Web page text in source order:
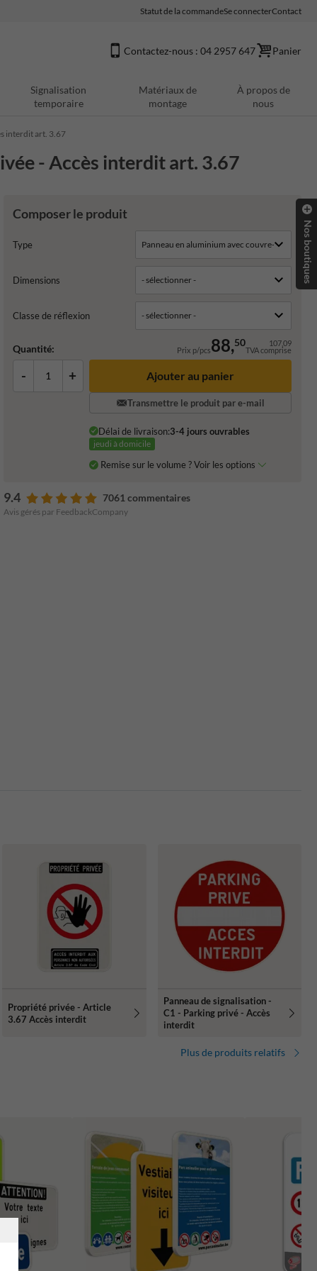
Statut de la commandeSe connecterContact
Contactez-nous : 04 2957 647 Panier
Signalisation
temporaire
Matériaux de
montage
À propos de
nous
interdit art. 3.67
- Accès interdit art. 3.67
Composer le produit
Type
Dimensions
Classe de réflexion
Quantité: Prix p/pcs88,50 107,09
TVA comprise
- + Ajouter au panier
Transmettre le produit par e-mail
Délai de livraison:3-4 jours ouvrables
jeudi à domicile
Remise sur le volume ? Voir les options
9.4 7061 commentaires
Avis gérés par FeedbackCompany
Propriété privée - Article
3.67 Accès interdit
Panneau de signalisation -
C1 - Parking privé - Accès
interdit
Plus de produits relatifs
Nos boutiques